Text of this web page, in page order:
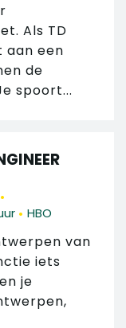
Als TD
aan een
de
spoort...
•
• HBO
van
iets
je